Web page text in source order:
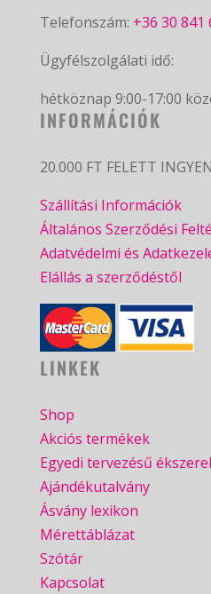
Telefonszám: +36 30 841
Ügyfélszolgálati idő:
hétköznap 9:00-17:00
INFORMÁCIÓK
20.000 FT FELETT
Szállítási Információk
Általános Szerződési
Adatvédelmi és
Elállás a szerződéstől
LINKEK
Shop
Akciós termékek
Egyedi tervezésű
Ajándékutalvány
Ásvány lexikon
Mérettáblázat
Szótár
Kapcsolat